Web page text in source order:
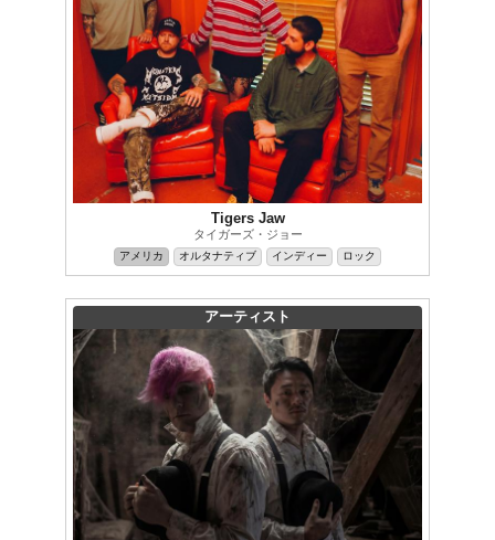
Tigers Jaw
タイガーズ・ジョー
アメリカ オルタナティブ インディー ロック
アーティスト